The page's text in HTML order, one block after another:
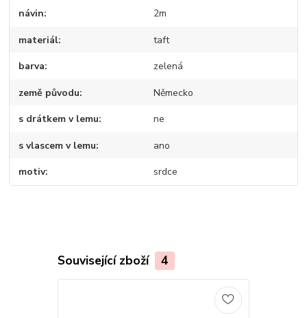
návin 2m
materiál taft
barva zelená
země původu Německo
s drátkem v lemu ne
s vlascem v lemu ano
motiv srdce
Související zboží 4